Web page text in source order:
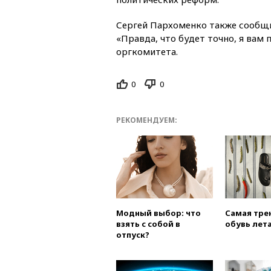
Сергей Пархоменко также
«Правда, что будет точно, я вам
оргкомитета.
0 0
РЕКОМЕНДУЕМ:
Модный выбор: что
взять с собой в
отпуск?
Самая
обувь